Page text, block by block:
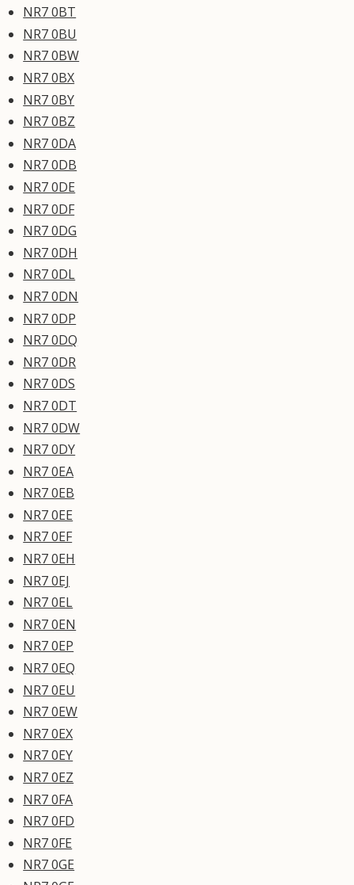
NR7 0BT
NR7 0BU
NR7 0BW
NR7 0BX
NR7 0BY
NR7 0BZ
NR7 0DA
NR7 0DB
NR7 0DE
NR7 0DF
NR7 0DG
NR7 0DH
NR7 0DL
NR7 0DN
NR7 0DP
NR7 0DQ
NR7 0DR
NR7 0DS
NR7 0DT
NR7 0DW
NR7 0DY
NR7 0EA
NR7 0EB
NR7 0EE
NR7 0EF
NR7 0EH
NR7 0EJ
NR7 0EL
NR7 0EN
NR7 0EP
NR7 0EQ
NR7 0EU
NR7 0EW
NR7 0EX
NR7 0EY
NR7 0EZ
NR7 0FA
NR7 0FD
NR7 0FE
NR7 0GE